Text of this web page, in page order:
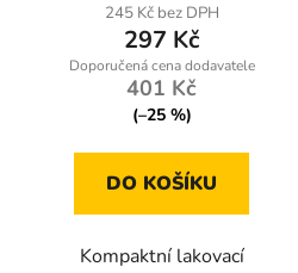
245 Kč bez DPH
297 Kč
401 Kč
(–25 %)
DO KOŠÍKU
Kompaktní lakovací